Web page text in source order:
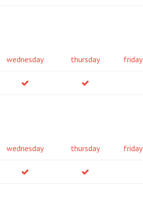
wednesday thursday friday
wednesday thursday friday